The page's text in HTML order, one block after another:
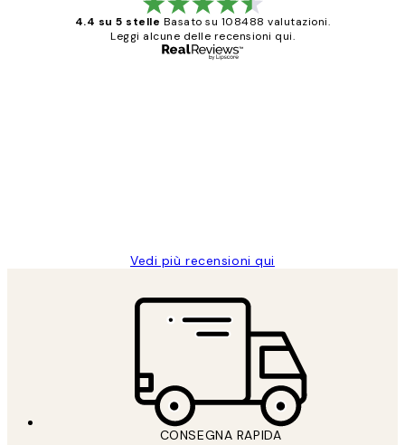
4.4 su 5 stelle Basato su 108488 valutazioni.
Leggi alcune delle recensioni qui.
Vedi più recensioni qui
CONSEGNA RAPIDA